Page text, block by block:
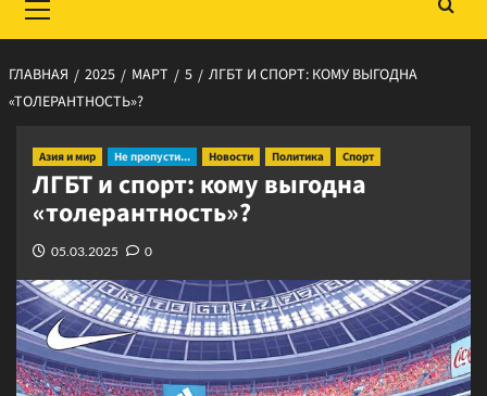
меню
ГЛАВНАЯ 2025 МАРТ 5
ЛГБТ И СПОРТ: КОМУ ВЫГОДНА
«ТОЛЕРАНТНОСТЬ»?
Азия и мир Не пропусти... Новости Политика Спорт
ЛГБТ и спорт: кому выгодна
«толерантность»?
05.03.2025 0